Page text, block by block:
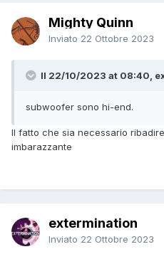
Mighty Quinn
Inviato 22 Ottobre 2023
Il 22/10/2023 at 08:40,
subwoofer sono hi-end.
Il fatto che sia necessario
imbarazzante
extermination
Inviato 22 Ottobre 2023